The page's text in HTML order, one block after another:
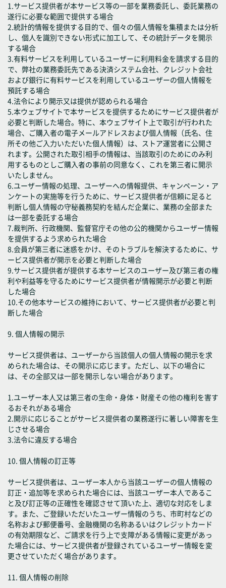
1.サービス提供者が本サービス等の一部を業務委託し、委託業務の
遂行に必要な範囲で提供する場合
2.統計的情報を提供する目的で、個々の個人情報を集積または分析
し、個人を識別できない形式に加工して、その統計データを開示
する場合
3.有料サービスを利用しているユーザーに利用料金を請求する目的
で、弊社の業務委託先である決済システム会社、クレジット会社
および銀行に有料サービスを利用しているユーザーの個人情報を
預託する場合
4.法令により開示又は提供が認められる場合
5.本ウェブサイトで本サービスを提供するためにサービス提供者が
必要と判断した場合。特に、本ウェブサイト上で取引が行われた
場合、ご購入者の電子メールアドレスおよび個人情報（氏名、住
所その他ご入力いただいた個人情報）は、ストア運営者に公開さ
れます。公開された取引相手の情報は、当該取引のためにのみ利
用するものとしご購入者の事前の同意なく、これを第三者に開示
いたしません。
6.ユーザー情報の処理、ユーザーへの情報提供、キャンペーン・ア
ンケートの実施等を行うために、サービス提供者が信頼に足ると
判断し個人情報の守秘義務契約を結んだ企業に、業務の全部また
は一部を委託する場合
7.裁判所、行政機関、監督官庁その他の公的機関からユーザー情報
を提供するよう求められた場合
8.会員が第三者に迷惑をかけ、そのトラブルを解決するために、サ
ービス提供者が開示を必要と判断した場合
9.サービス提供者が提供する本サービスのユーザー及び第三者の権
利や利益等を守るためにサービス提供者が情報開示が必要と判断
した場合
10.その他本サービスの維持において、サービス提供者が必要と判
断した場合
9. 個人情報の開示
サービス提供者は、ユーザーから当該個人の個人情報の開示を求
められた場合は、その開示に応じます。ただし、以下の場合に
は、その全部又は一部を開示しない場合があります。
1.ユーザー本人又は第三者の生命・身体・財産その他の権利を害す
るおそれがある場合
2.開示に応じることがサービス提供者の業務遂行に著しい障害を生
じさせる場合
3.法令に違反する場合
10. 個人情報の訂正等
サービス提供者は、ユーザー本人から当該ユーザーの個人情報の
訂正・追加等を求められた場合には、当該ユーザー本人であるこ
と及び訂正等の正確性を確認させて頂いた上、適切な対応をしま
す。また、ご登録いただいたユーザー情報のうち、市町村などの
名称および郵便番号、金融機関の名称あるいはクレジットカード
の有効期限など、ご請求を行う上で支障がある情報に変更があっ
た場合には、サービス提供者が登録されているユーザー情報を変
更させていただく場合があります。
11. 個人情報の削除